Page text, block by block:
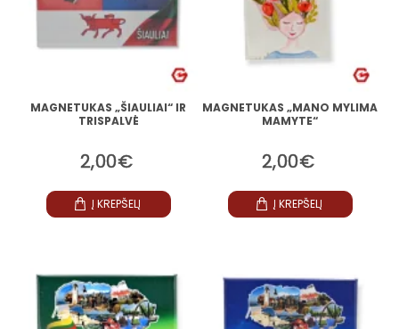
MAGNETUKAS „ŠIAULIAI“ IR
TRISPALVĖ
2,00€
Į KREPŠELĮ
MAGNETUKAS „MANO MYLIMA
MAMYTE“
2,00€
Į KREPŠELĮ